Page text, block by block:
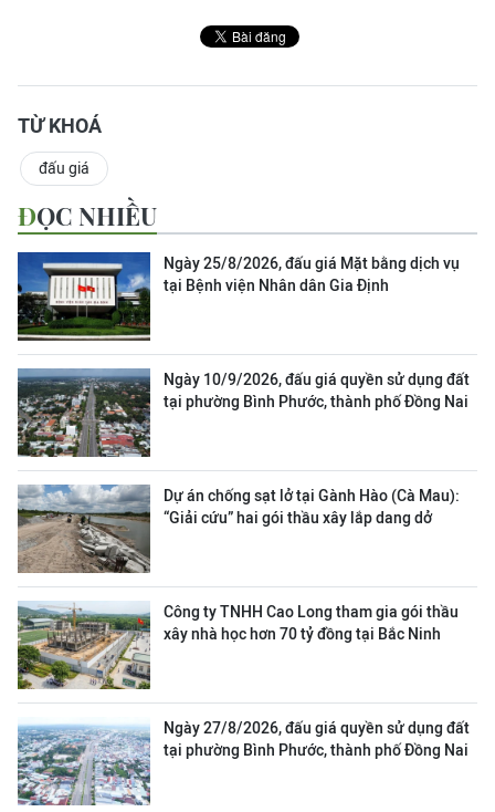
TỪ KHOÁ
đấu giá
ĐỌC NHIỀU
Ngày 25/8/2026, đấu giá Mặt bằng dịch vụ
tại Bệnh viện Nhân dân Gia Định
Ngày 10/9/2026, đấu giá quyền sử dụng đất
tại phường Bình Phước, thành phố Đồng Nai
Dự án chống sạt lở tại Gành Hào (Cà Mau):
“Giải cứu” hai gói thầu xây lắp dang dở
Công ty TNHH Cao Long tham gia gói thầu
xây nhà học hơn 70 tỷ đồng tại Bắc Ninh
Ngày 27/8/2026, đấu giá quyền sử dụng đất
tại phường Bình Phước, thành phố Đồng Nai